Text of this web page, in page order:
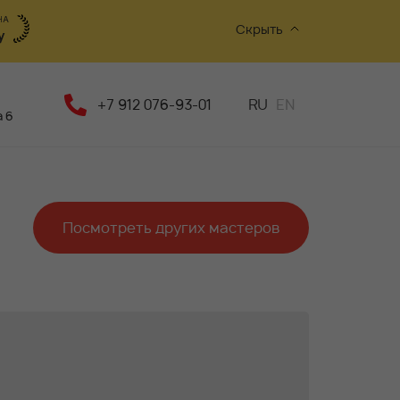
Скрыть
6
+7 912 076-93-01 RU EN
Посмотреть других мастеров